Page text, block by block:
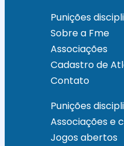
Punições
Sobre a Fme
Associações
Cadastro de
Contato
Punições
Associações e
Jogos abertos